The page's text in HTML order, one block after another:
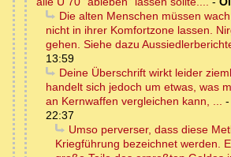
Die alten Menschen müssen
nicht in ihrer Komfortzone lassen.
gehen. Siehe dazu
13:59
Deine Überschrift wirkt leider
handelt sich jedoch um etwas, was
an Kernwaffen vergleichen kann, ... -
22:37
Umso perverser, dass diese
Kriegführung bezeichnet werden.